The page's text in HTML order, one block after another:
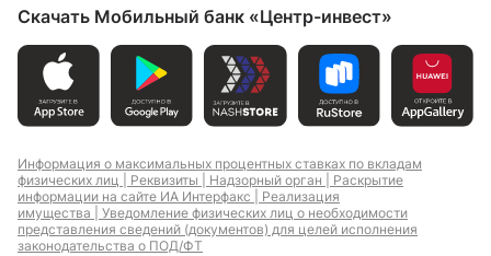
Скачать Мобильный банк «Центр-инвест»
Информация о максимальных процентных ставках по вкладам
физических лиц | Реквизиты | Надзорный орган | Раскрытие
информации на сайте ИА Интерфакс | Реализация
имущества | Уведомление физических лиц о необходимости
представления сведений (документов) для целей исполнения
законодательства о ПОД/ФТ